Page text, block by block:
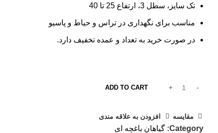
تک سایز، سطل 3، ارتفاع 25 تا 40
مناسب برای نگهداری در تراس و حیاط و پاسیو
در صورت خرید به تعداد و عمده تخفیف دارد.
ADD TO CART
مقایسه افزودن به علاقه مندی
Category: گیاهان باغچه ای